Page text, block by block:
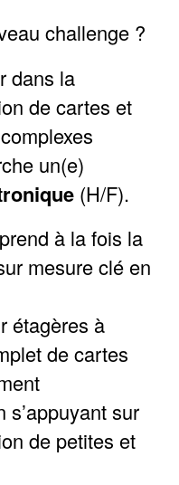
challenge ?
dans la
de cartes et
un(e)
(H/F).
à la fois la
mesure clé en
étagères à
de cartes
sur
de petites et